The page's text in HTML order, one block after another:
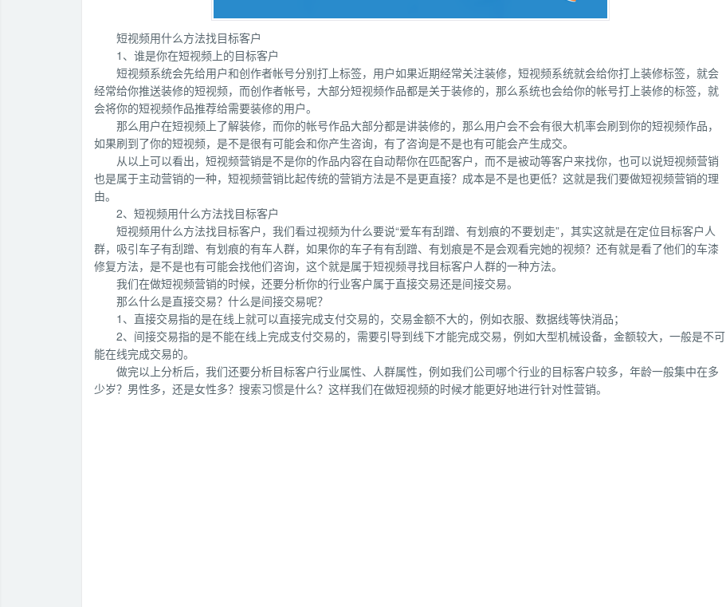
短视频用什么方法找目标客户
1、谁是你在短视频上的目标客户
短视频系统会先给用户和创作者帐号分别打上标签，用户如果近期经常关注装修，短视频系统就会给你打上装修标签，就会
经常给你推送装修的短视频，而创作者帐号，大部分短视频作品都是关于装修的，那么系统也会给你的帐号打上装修的标签，就
会将你的短视频作品推荐给需要装修的用户。
那么用户在短视频上了解装修，而你的帐号作品大部分都是讲装修的，那么用户会不会有很大机率会刷到你的短视频作品，
如果刷到了你的短视频，是不是很有可能会和你产生咨询，有了咨询是不是也有可能会产生成交。
从以上可以看出，短视频营销是不是你的作品内容在自动帮你在匹配客户，而不是被动等客户来找你，也可以说短视频营销
也是属于主动营销的一种，短视频营销比起传统的营销方法是不是更直接？成本是不是也更低？这就是我们要做短视频营销的理
由。
2、短视频用什么方法找目标客户
短视频用什么方法找目标客户，我们看过视频为什么要说“爱车有刮蹭、有划痕的不要划走”，其实这就是在定位目标客户人
群，吸引车子有刮蹭、有划痕的有车人群，如果你的车子有有刮蹭、有划痕是不是会观看完她的视频？还有就是看了他们的车漆
修复方法，是不是也有可能会找他们咨询，这个就是属于短视频寻找目标客户人群的一种方法。
我们在做短视频营销的时候，还要分析你的行业客户属于直接交易还是间接交易。
那么什么是直接交易？什么是间接交易呢？
1、直接交易指的是在线上就可以直接完成支付交易的，交易金额不大的，例如衣服、数据线等快消品；
2、间接交易指的是不能在线上完成支付交易的，需要引导到线下才能完成交易，例如大型机械设备，金额较大，一般是不可
能在线完成交易的。
做完以上分析后，我们还要分析目标客户行业属性、人群属性，例如我们公司哪个行业的目标客户较多，年龄一般集中在多
少岁？男性多，还是女性多？搜索习惯是什么？这样我们在做短视频的时候才能更好地进行针对性营销。